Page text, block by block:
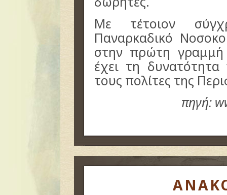
Με τέτοιον
Παναρκαδικό
στην πρώτη
έχει τη δυνατότητα
τους πολίτες της
πηγή: